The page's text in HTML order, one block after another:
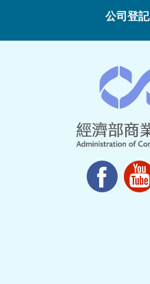
公司登記